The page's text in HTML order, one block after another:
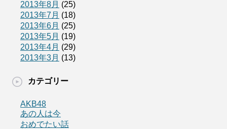
2013年8月 (25)
2013年7月 (18)
2013年6月 (25)
2013年5月 (19)
2013年4月 (29)
2013年3月 (13)
カテゴリー
AKB48
あの人は今
おめでたい話